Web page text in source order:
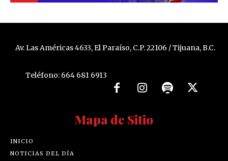
Av. Las Américas 4633, El Paraíso, C.P. 22106 / Tijuana, B.C.
Teléfono: 664 681 6913
Mapa de Sitio
INICIO
NOTICIAS DEL DÍA